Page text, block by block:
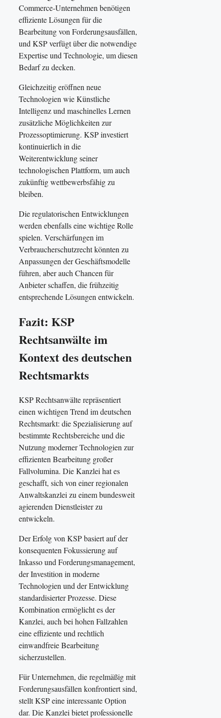
Commerce-Unternehmen benötigen
effiziente Lösungen für die
Bearbeitung von Forderungsausfällen,
und KSP verfügt über die notwendige
Expertise und Technologie, um diesen
Bedarf zu decken.
Gleichzeitig eröffnen neue
Technologien wie Künstliche
Intelligenz und maschinelles Lernen
zusätzliche Möglichkeiten zur
Prozessoptimierung. KSP investiert
kontinuierlich in die
Weiterentwicklung seiner
technologischen Plattform, um auch
zukünftig wettbewerbsfähig zu
bleiben.
Die regulatorischen Entwicklungen
werden ebenfalls eine wichtige Rolle
spielen. Verschärfungen im
Verbraucherschutzrecht könnten zu
Anpassungen der Geschäftsmodelle
führen, aber auch Chancen für
Anbieter schaffen, die frühzeitig
entsprechende Lösungen entwickeln.
Fazit: KSP
Rechtsanwälte im
Kontext des deutschen
Rechtsmarkts
KSP Rechtsanwälte repräsentiert
einen wichtigen Trend im deutschen
Rechtsmarkt: die Spezialisierung auf
bestimmte Rechtsbereiche und die
Nutzung moderner Technologien zur
effizienten Bearbeitung großer
Fallvolumina. Die Kanzlei hat es
geschafft, sich von einer regionalen
Anwaltskanzlei zu einem bundesweit
agierenden Dienstleister zu
entwickeln.
Der Erfolg von KSP basiert auf der
konsequenten Fokussierung auf
Inkasso und Forderungsmanagement,
der Investition in moderne
Technologien und der Entwicklung
standardisierter Prozesse. Diese
Kombination ermöglicht es der
Kanzlei, auch bei hohen Fallzahlen
eine effiziente und rechtlich
einwandfreie Bearbeitung
sicherzustellen.
Für Unternehmen, die regelmäßig mit
Forderungsausfällen konfrontiert sind,
stellt KSP eine interessante Option
dar. Die Kanzlei bietet professionelle